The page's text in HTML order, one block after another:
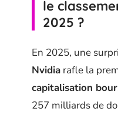
le
2025 ?
En 2025, une
Nvidia rafle la
capitalisation
257 milliards de